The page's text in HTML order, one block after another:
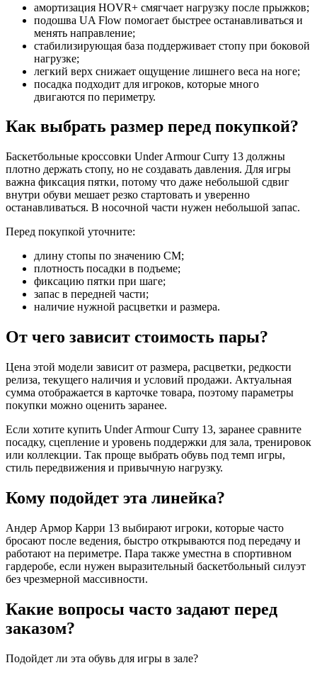
амортизация HOVR+ смягчает нагрузку после прыжков;
подошва UA Flow помогает быстрее останавливаться и
менять направление;
стабилизирующая база поддерживает стопу при боковой
нагрузке;
легкий верх снижает ощущение лишнего веса на ноге;
посадка подходит для игроков, которые много
двигаются по периметру.
Как выбрать размер перед покупкой?
Баскетбольные кроссовки Under Armour Curry 13 должны
плотно держать стопу, но не создавать давления. Для игры
важна фиксация пятки, потому что даже небольшой сдвиг
внутри обуви мешает резко стартовать и уверенно
останавливаться. В носочной части нужен небольшой запас.
Перед покупкой уточните:
длину стопы по значению CM;
плотность посадки в подъеме;
фиксацию пятки при шаге;
запас в передней части;
наличие нужной расцветки и размера.
От чего зависит стоимость пары?
Цена этой модели зависит от размера, расцветки, редкости
релиза, текущего наличия и условий продажи. Актуальная
сумма отображается в карточке товара, поэтому параметры
покупки можно оценить заранее.
Если хотите купить Under Armour Curry 13, заранее сравните
посадку, сцепление и уровень поддержки для зала, тренировок
или коллекции. Так проще выбрать обувь под темп игры,
стиль передвижения и привычную нагрузку.
Кому подойдет эта линейка?
Андер Армор Карри 13 выбирают игроки, которые часто
бросают после ведения, быстро открываются под передачу и
работают на периметре. Пара также уместна в спортивном
гардеробе, если нужен выразительный баскетбольный силуэт
без чрезмерной массивности.
Какие вопросы часто задают перед
заказом?
Подойдет ли эта обувь для игры в зале?